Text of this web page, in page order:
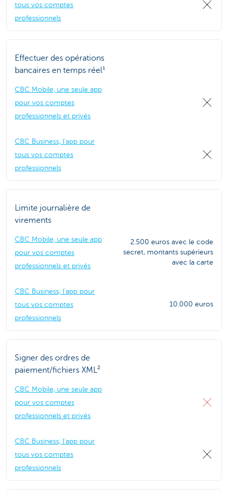
tous vos comptes
professionnels
Effectuer des opérations
bancaires en temps réel¹
CBC Mobile, une seule app
pour vos comptes
professionnels et privés
CBC Business, l'app pour
tous vos comptes
professionnels
Limite journalière de
virements
CBC Mobile, une seule app
pour vos comptes
professionnels et privés
2.500 euros avec le code
secret, montants supérieurs
avec la carte
CBC Business, l'app pour
tous vos comptes
professionnels
10.000 euros
Signer des ordres de
paiement/fichiers XML²
CBC Mobile, une seule app
pour vos comptes
professionnels et privés
CBC Business, l'app pour
tous vos comptes
professionnels